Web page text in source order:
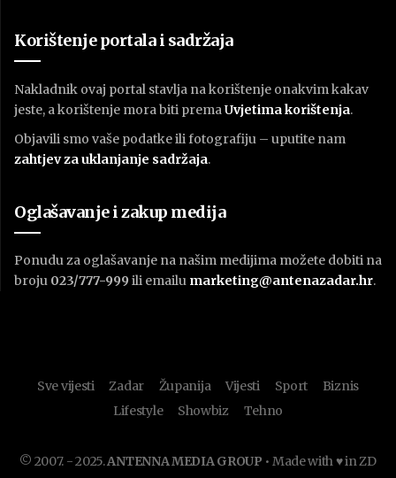
Korištenje portala i sadržaja
Nakladnik ovaj portal stavlja na korištenje onakvim kakav
jeste, a korištenje mora biti prema Uvjetima korištenja.
Objavili smo vaše podatke ili fotografiju – uputite nam
zahtjev za uklanjanje sadržaja.
Oglašavanje i zakup medija
Ponudu za oglašavanje na našim medijima možete dobiti na
broju 023/777-999 ili emailu marketing@antenazadar.hr.
Sve vijesti Zadar Županija Vijesti Sport
Biznis
Lifestyle
Showbiz Tehno
© 2007. - 2025.ANTENNA MEDIA GROUP • Made with ♥ in ZD